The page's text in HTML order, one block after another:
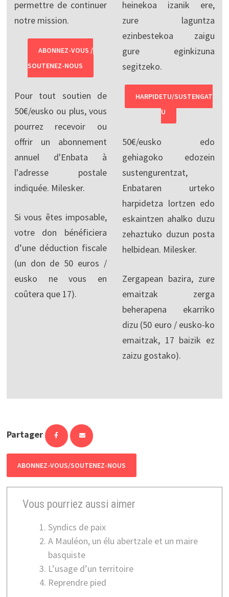
permettre de continuer
notre mission.
ABONNEZ-VOUS /
SOUTENEZ-NOUS
Pour tout soutien de
50€/eusko ou plus, vous
pourrez recevoir ou
offrir un abonnement
annuel d'Enbata à
l'adresse postale
indiquée. Milesker.
Si vous êtes imposable,
votre don bénéficiera
d’une déduction fiscale
(un don de 50 euros /
eusko ne vous en
coûtera que 17).
heinekoa izanik ere,
zure laguntza
ezinbestekoa zaigu
gure eginkizuna
segitzeko.
HARPIDETU/SUSTENGAT
U
50€/eusko edo
gehiagoko edozein
sustengurentzat,
Enbataren urteko
harpidetza lortzen edo
eskaintzen ahalko duzu
zehaztuko duzun posta
helbidean. Milesker.
Zergapean bazira, zure
emaitzak zerga
beherapena ekarriko
dizu (50 euro / eusko-ko
emaitzak, 17 baizik ez
zaizu gostako).
Partager
ABONNEZ-VOUS/SOUTENEZ-NOUS
Vous pourriez aussi aimer
Syndics de paix
A Mauléon, un élu abertzale et un maire
basquiste
L’usage d’un territoire
Reprendre pied